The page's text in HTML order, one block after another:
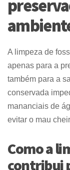
A limpeza de
apenas para a
também para a
conservada
mananciais de
evitar o mau
Como a
contribui